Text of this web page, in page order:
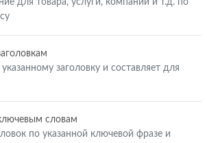
для товара, услуги, компании и т.д. по
заголовку и составляет для
словам
по указанной ключевой фразе и